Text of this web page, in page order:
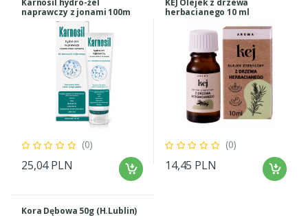
Karnosil hydro-żel
naprawczy z jonami 100m
(0)
25,04 PLN
KEJ Olejek z drzewa
herbacianego 10 ml
(0)
14,45 PLN
Kora Dębowa 50g (H.Lublin)